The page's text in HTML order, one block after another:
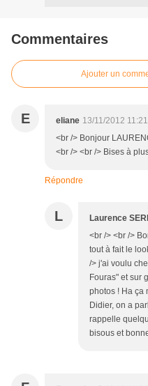
Commentaires
Ajouter un
E eliane 13/11/2012 11:21
<br /> Bonjour
<br /> <br /> Bises à
Répondre
L Laurence
<br /> <br />
tout à fait le
/> j'ai voulu
Fouras" et sur
photos ! Ha ça
Didier, on a
rappelle
bisous et